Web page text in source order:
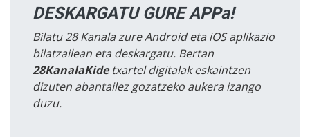
DESKARGATU GURE APPa!
Bilatu 28 Kanala zure Android eta iOS aplikazio
bilatzailean eta deskargatu. Bertan
28KanalaKidetxartel digitalak eskaintzen
dizuten abantailez gozatzeko aukera izango
duzu.